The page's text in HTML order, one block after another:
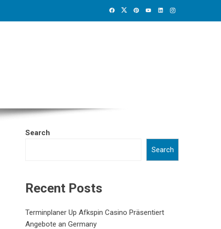
Search
Search
Recent Posts
Terminplaner Up Afkspin Casino Präsentiert
Angebote an Germany